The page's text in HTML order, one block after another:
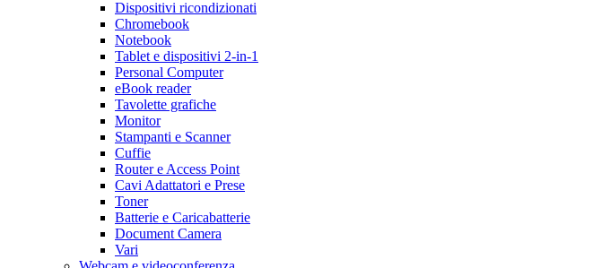
Dispositivi ricondizionati
Chromebook
Notebook
Tablet e dispositivi 2-in-1
Personal Computer
eBook reader
Tavolette grafiche
Monitor
Stampanti e Scanner
Cuffie
Router e Access Point
Cavi Adattatori e Prese
Toner
Batterie e Caricabatterie
Document Camera
Vari